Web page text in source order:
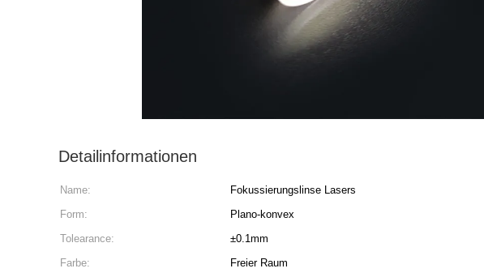
Detailinformationen
Name: Fokussierungslinse Lasers
Form:
Plano-konvex
Tolearance:
±0.1mm
Farbe:
Freier Raum